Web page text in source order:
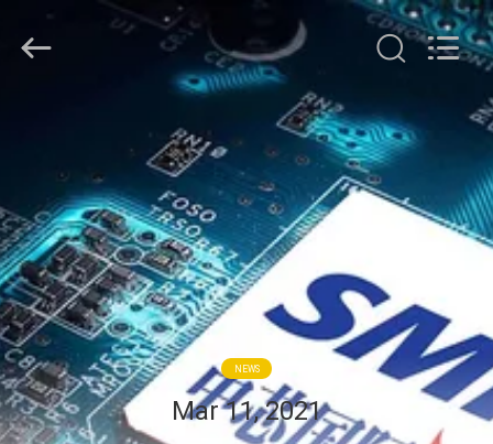
الصفحة
الرئيسية
منتجات
معلومات
عنا
جولة
HongRuiXing
(Hubei)
Electronics
Co.,Ltd..
All
Rights
NEWS
Mar 11, 2021